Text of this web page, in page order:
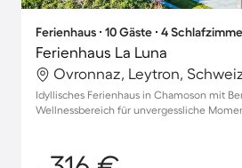
Ferienhaus ∙ 10 Gäste ∙ 4
Ferienhaus La Luna
Ovronnaz, Leytron,
Idyllisches Ferienhaus in Chamoson mit
Wellnessbereich für unvergessliche